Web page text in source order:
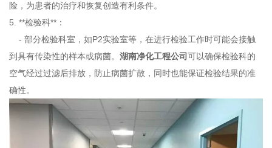
险，为患者的治疗和恢复创造有利条件。
5. **检验科**：
- 部分检验科室，如P2实验室等，在进行检验工作时可能会接触
到具有传染性的样本或病菌。 湖南净化工程公司可以确保检验科的
空气经过过滤后排放，防止病菌扩散，同时也能保证检验结果的准
确性。